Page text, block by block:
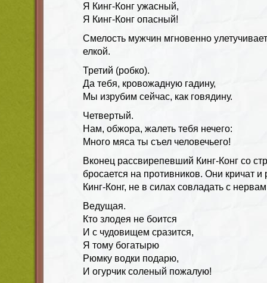
Я Кинг-Конг ужасный,
Я Кинг-Конг опасный!
Смелость мужчин мгновенно
елкой.
Третий (робко).
Да тебя, кровожадную гадину,
Мы изрубим сейчас, как говядину.
Четвертый.
Нам, обжора, жалеть тебя нечего:
Много мяса ты съел человечьего!
Вконец рассвирепевший Кинг-Конг со
бросается на противников. Они кричат и
Кинг-Конг, не в силах совладать с
Ведущая.
Кто злодея не боится
И с чудовищем сразится,
Я тому богатырю
Рюмку водки подарю,
И огурчик соленый пожалую!